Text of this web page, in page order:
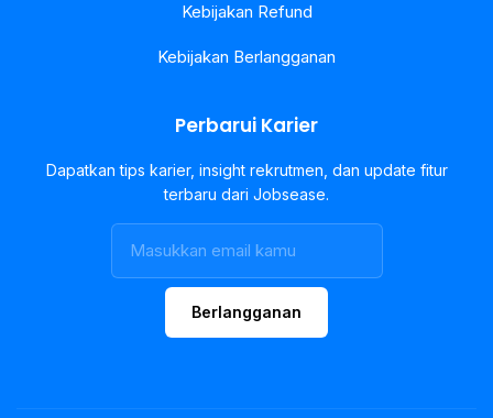
Kebijakan Refund
Kebijakan Berlangganan
Perbarui Karier
Dapatkan tips karier, insight rekrutmen, dan update fitur
terbaru dari Jobsease.
Berlangganan